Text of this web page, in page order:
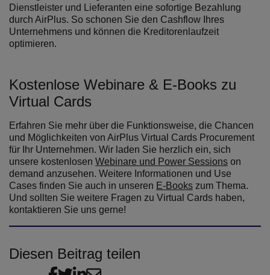
Dienstleister und Lieferanten eine sofortige Bezahlung
durch AirPlus. So schonen Sie den Cashflow Ihres
Unternehmens und können die Kreditorenlaufzeit
optimieren.
Kostenlose Webinare & E-Books zu
Virtual Cards
Erfahren Sie mehr über die Funktionsweise, die Chancen
und Möglichkeiten von AirPlus Virtual Cards Procurement
für Ihr Unternehmen. Wir laden Sie herzlich ein, sich
unsere kostenlosen Webinare und Power Sessions on
demand anzusehen. Weitere Informationen und Use
Cases finden Sie auch in unseren E-Books zum Thema.
Und sollten Sie weitere Fragen zu Virtual Cards haben,
kontaktieren Sie uns gerne!
Diesen Beitrag teilen